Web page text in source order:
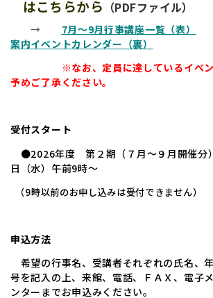
はこちらから （PDFファイル）
→ 7月～9月行事講座一覧（表）
案内イベントカレンダー（裏）
※なお、定員に達しているイベント
予めご了承ください。
受付スタート
●2026年度 第２期（７月～９月開催分
日（水）午前9時～
（9時以前のお申し込みは受付できません）
申込方法
希望の行事名、受講者それぞれの氏名、
号を記入の上、来館、電話、ＦＡＸ、電子
ンターまでお申込みください。